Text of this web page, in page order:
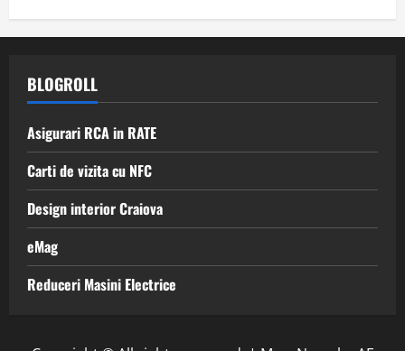
BLOGROLL
Asigurari RCA in RATE
Carti de vizita cu NFC
Design interior Craiova
eMag
Reduceri Masini Electrice